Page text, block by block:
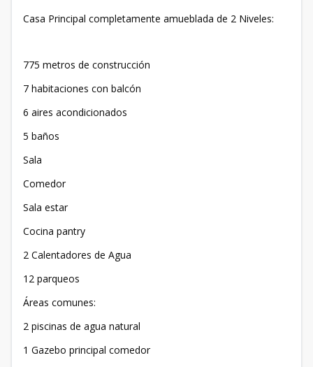
Casa Principal completamente amueblada de 2 Niveles:
775 metros de construcción
7 habitaciones con balcón
6 aires acondicionados
5 baños
Sala
Comedor
Sala estar
Cocina pantry
2 Calentadores de Agua
12 parqueos
Áreas comunes:
2 piscinas de agua natural
1 Gazebo principal comedor